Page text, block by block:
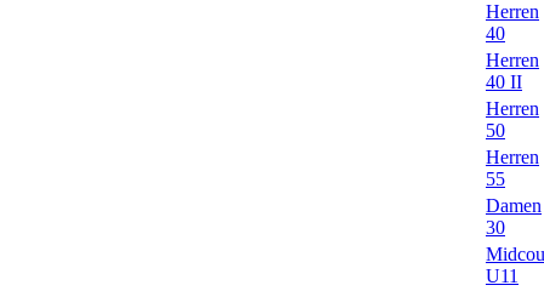
Herren
40
Herren
40 II
Herren
50
Herren
55
Damen
30
U11